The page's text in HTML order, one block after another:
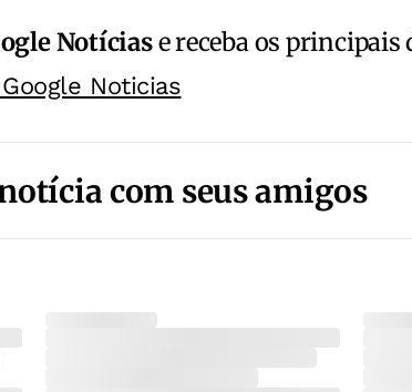
Notíciase receba os principais
Noticias
com seus amigos